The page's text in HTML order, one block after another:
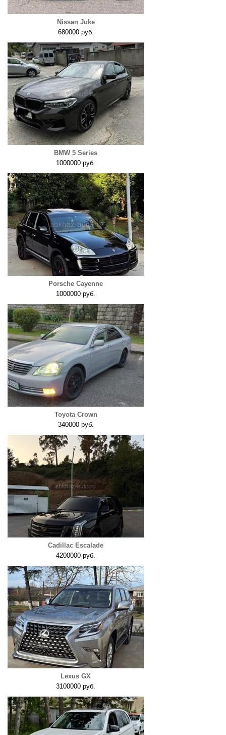
Nissan Juke
680000 руб.
BMW 5 Series
1000000 руб.
Porsche Cayenne
1000000 руб.
Toyota Crown
340000 руб.
Cadillac Escalade
4200000 руб.
Lexus GX
3100000 руб.